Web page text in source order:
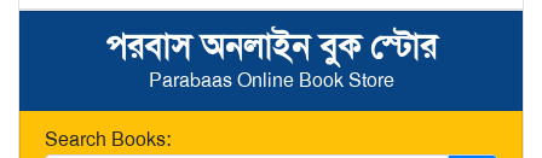
পরবাস অনলাইন বুক স্টোর
Parabaas Online Book Store
Search Books: